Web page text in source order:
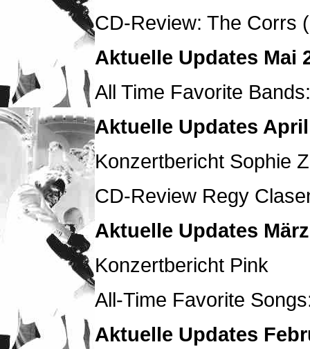
CD-Review: The Corrs
Aktuelle Updates Mai
All Time Favorite
Aktuelle Updates
Konzertbericht Sophie
CD-Review Regy
Aktuelle Updates
Konzertbericht Pink
All-Time Favorite
Aktuelle Updates